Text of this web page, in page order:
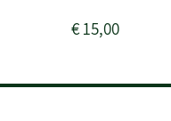
€15,00